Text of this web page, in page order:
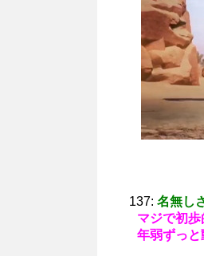
137: 名無し
マジで初
年弱ずっ